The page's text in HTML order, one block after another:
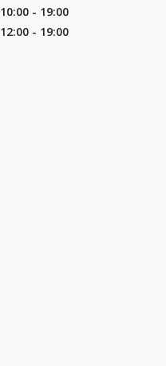
10:00 - 19:00
12:00 - 19:00